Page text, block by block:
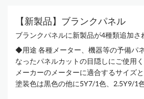
【新製品】ブランクパネル
ブランクパネルに新製品が4種類追加さ
◆用途 各種メーター、機器等の予備パ
なったパネルカットの目隠しにご使用
メーカーのメーターに適合するサイズ
塗装色は黒色の他に5Y7/1色、2.5Y9/1